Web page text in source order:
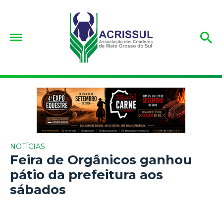
NOTÍCIAS
Feira de Orgânicos ganhou
pátio da prefeitura aos
sábados